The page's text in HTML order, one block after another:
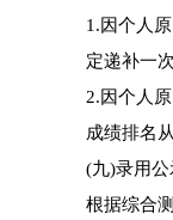
1.因个人
定递补一
2.因个人
成绩排名
(九)录用公
根据综合